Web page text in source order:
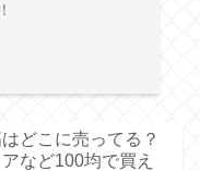
どこに売ってる？
など100均で買え